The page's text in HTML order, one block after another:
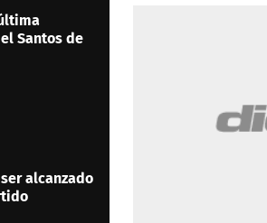
Santos de
alcanzado